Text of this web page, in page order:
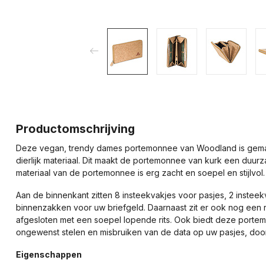
Productomschrijving
Deze vegan, trendy dames portemonnee van Woodland is
dierlijk materiaal. Dit maakt de portemonnee van kurk een
materiaal van de portemonnee is erg zacht en soepel en stijlvol.
Aan de binnenkant zitten 8 insteekvakjes voor pasjes, 2
binnenzakken voor uw briefgeld. Daarnaast zit er ook nog een
afgesloten met een soepel lopende rits. Ook biedt deze
ongewenst stelen en misbruiken van de data op uw pasjes,
Eigenschappen